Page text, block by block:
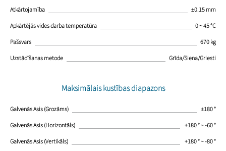
Atkārtojamība
±0.15 mm
Apkārtējās vides darba temperatūra
0 ~ 45 °C
Pašsvars
670 kg
Uzstādīšanas metode
Grīda/Siena/Griesti
Maksimālais kustības diapazons
Galvenās Asis (Grozāms)
±180 °
Galvenās Asis (Horizontāls)
+180 ° ~ -60 °
Galvenās Asis (Vertikāls)
+180 ° ~ -80 °